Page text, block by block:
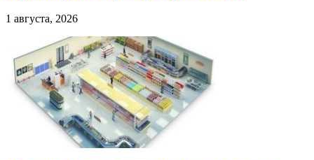
1 августа, 2026